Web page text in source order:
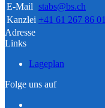
E-Mail stabs@bs.ch
Kanzlei +41 61 267 86 01
Adresse
Links
Lageplan
Folge uns auf